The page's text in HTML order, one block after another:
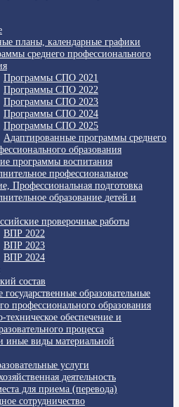
планы, календарные графики
среднего профессионального
Программы СПО 2021
Программы СПО 2022
Программы СПО 2023
Программы СПО 2024
Программы СПО 2025
Адаптированные программы среднего
образования
программы воспитания
профессиональное
Профессиональная подготовка
образование детей и
проверочные работы
ВПР 2022
ВПР 2023
ВПР 2024
состав
государственные образовательные
профессионального образования
техническое обеспечение и
процесса
иные виды материальной
услуги
деятельность
для приема (перевода)
сотрудничество